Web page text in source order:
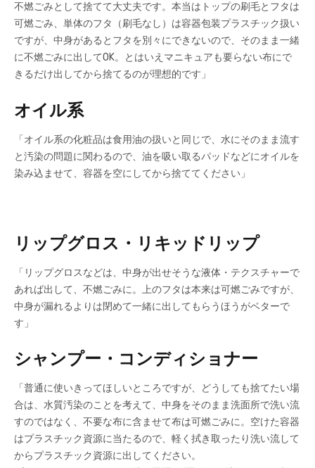
不燃ごみとして捨てて大丈夫です。本当はトップの刷毛とフタは
可燃ごみ、単体のフタ（刷毛なし）は容器包装プラスチック扱い
ですが、中身があるとフタを別々にできないので、そのまま一緒
に不燃ごみに出してOK。とはいえマニキュアも要らない布にで
きるだけ出してから捨てるのが理想的です」
オイル系
「オイル系の化粧品は食用油の扱いと同じで、水にそのまま流す
と汚染の問題に関わるので、油を吸い取るパッドなどにオイルを
染み込ませて、容器を空にしてから捨ててください」
リップグロス・ リキッドリップ
「リップグロスなどは、中身が出せそうな液体・テクスチャーで
あれば出して、不燃ごみに。上のフタは本来は可燃ごみですが、
中身が漏れるよりは閉めて一緒に出してもらうほうがベターで
す」
シャンプー・コンディショナー
「普通に使いきってほしいところですが、どうしても捨てたい場
合は、水質汚染のことを考えて、中身をそのまま洗面所で洗い流
すのではなく、不要な布に含ませて布は可燃ごみに。空けた容器
はプラスチック資源に当たるので、軽く拭き取ったり洗い流して
からプラスチック資源に出してください。